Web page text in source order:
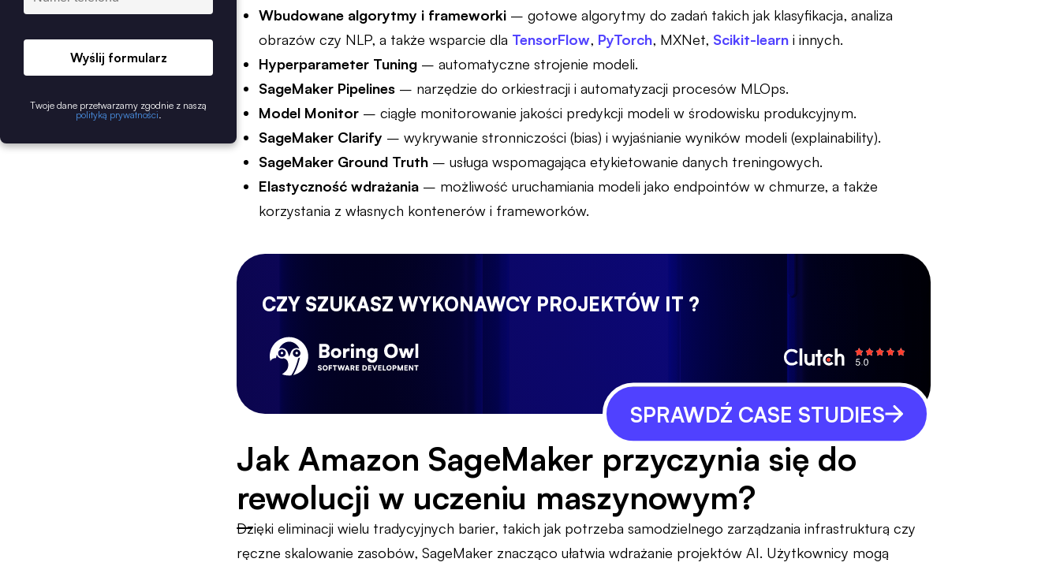
Wyślij formularz
Twoje dane przetwarzamy zgodnie z naszą
polityką prywatności
Wbudowane algorytmy i frameworki – gotowe algorytmy do zadań takich jak klasyfikacja, analiza
obrazów czy NLP, a także wsparcie dla TensorFlow, PyTorch, MXNet, Scikit-learn i innych.
Hyperparameter Tuning – automatyczne strojenie modeli.
SageMaker Pipelines – narzędzie do orkiestracji i automatyzacji procesów MLOps.
Model Monitor – ciągłe monitorowanie jakości predykcji modeli w środowisku produkcyjnym.
SageMaker Clarify – wykrywanie stronniczości (bias) i wyjaśnianie wyników modeli (explainability).
SageMaker Ground Truth – usługa wspomagająca etykietowanie danych treningowych.
Elastyczność wdrażania – możliwość uruchamiania modeli jako endpointów w chmurze, a także
korzystania z własnych kontenerów i frameworków.
CZY SZUKASZ WYKONAWCY PROJEKTÓW IT ?
SPRAWDŹ CASE STUDIES
Jak Amazon SageMaker przyczynia się do
rewolucji w uczeniu maszynowym?
Dzięki eliminacji wielu tradycyjnych barier, takich jak potrzeba samodzielnego zarządzania infrastrukturą czy
ręczne skalowanie zasobów, SageMaker znacząco ułatwia wdrażanie projektów AI. Użytkownicy mogą